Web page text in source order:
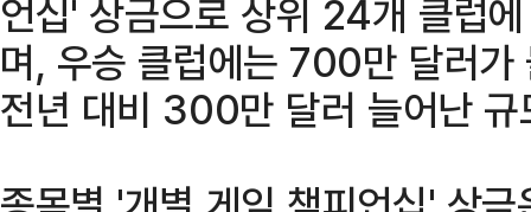
언십' 상금으로 상위 24개 클럽
며, 우승 클럽에는 700만 달러가
전년 대비 300만 달러 늘어난 규